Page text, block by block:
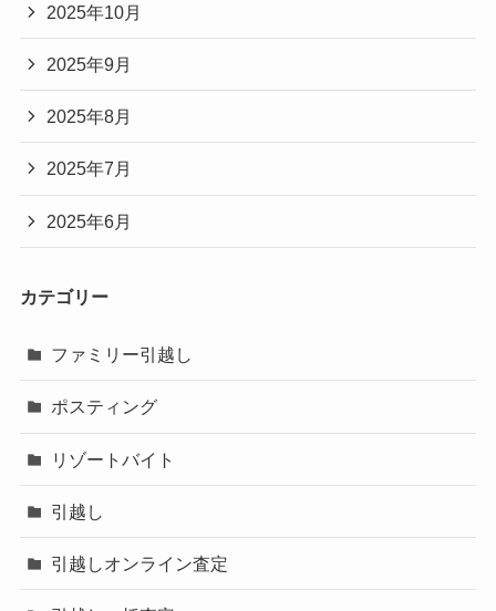
2025年10月
2025年9月
2025年8月
2025年7月
2025年6月
カテゴリー
ファミリー引越し
ポスティング
リゾートバイト
引越し
引越しオンライン査定